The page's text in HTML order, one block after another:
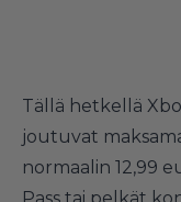
Tällä hetkellä
joutuvat
normaalin 12,99